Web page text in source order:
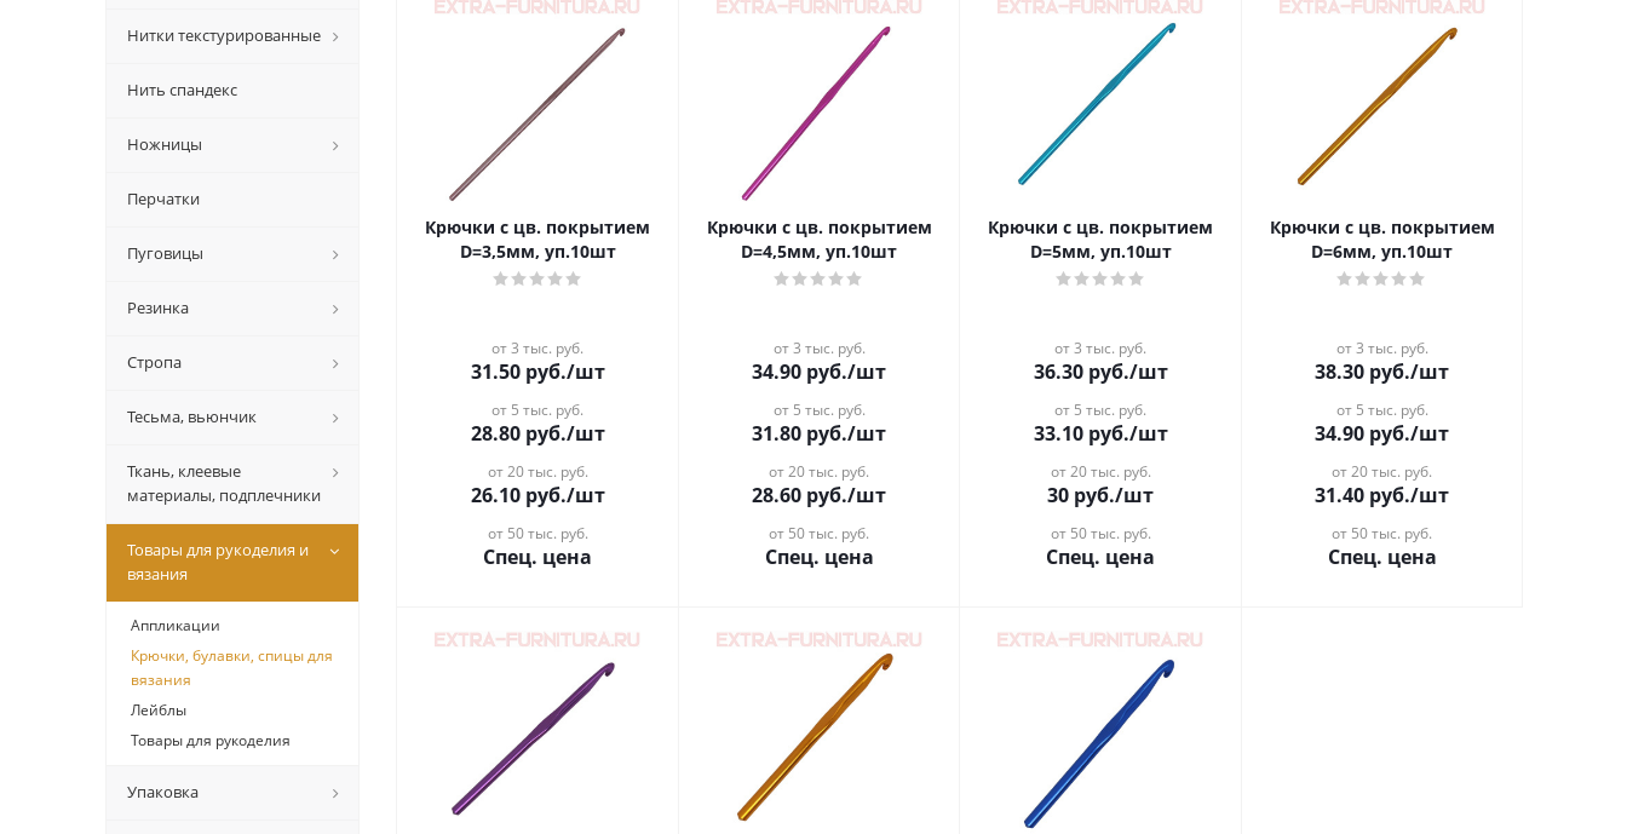
Крючки с цв. покрытием
D=3,5мм, уп.10шт
от 3 тыс. руб.
31.50руб./шт
от 5 тыс. руб.
28.80руб./шт
от 20 тыс. руб.
26.10руб./шт
от 50 тыс. руб.
Спец. цена
Крючки с цв. покрытием
D=4,5мм, уп.10шт
от 3 тыс. руб.
34.90 руб./шт
от 5 тыс. руб.
31.80 руб./шт
от 20 тыс. руб.
28.60 руб./шт
от 50 тыс. руб.
Спец. цена
Крючки с цв. покрытием
D=5мм, уп.10шт
от 3 тыс. руб.
36.30руб./шт
от 5 тыс. руб.
33.10руб./шт
от 20 тыс. руб.
30 руб./шт
от 50 тыс. руб.
Спец. цена
Крючки с цв. покрытием
D=6мм, уп.10шт
от 3 тыс. руб.
38.30 руб./шт
от 5 тыс. руб.
34.90 руб./шт
от 20 тыс. руб.
31.40 руб./шт
от 50 тыс. руб.
Спец. цена
Нитки текстурированные
Нить спандекс
Ножницы
Перчатки
Пуговицы
Резинка
Стропа
Тесьма, вьюнчик
Ткань, клеевые
материалы, подплечники
Товары для рукоделия и
вязания
Аппликации
Крючки, булавки, спицы для
вязания
Лейблы
Товары для рукоделия
Упаковка